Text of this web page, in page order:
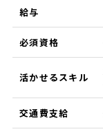
給与
必須資格
活かせるスキル
交通費支給